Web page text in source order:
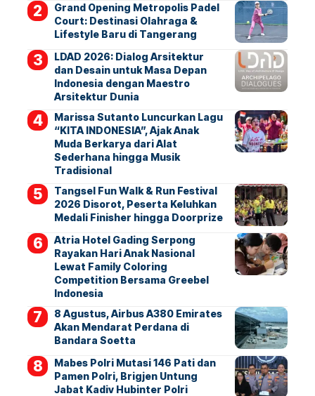
Grand Opening Metropolis Padel
Court: Destinasi Olahraga &
Lifestyle Baru di Tangerang
LDAD 2026: Dialog Arsitektur
dan Desain untuk Masa Depan
Indonesia dengan Maestro
Arsitektur Dunia
Marissa Sutanto Luncurkan Lagu
“KITA INDONESIA”, Ajak Anak
Muda Berkarya dari Alat
Sederhana hingga Musik
Tradisional
Tangsel Fun Walk & Run Festival
2026 Disorot, Peserta Keluhkan
Medali Finisher hingga Doorprize
Atria Hotel Gading Serpong
Rayakan Hari Anak Nasional
Lewat Family Coloring
Competition Bersama Greebel
Indonesia
8 Agustus, Airbus A380 Emirates
Akan Mendarat Perdana di
Bandara Soetta
Mabes Polri Mutasi 146 Pati dan
Pamen Polri, Brigjen Untung
Jabat Kadiv Hubinter Polri